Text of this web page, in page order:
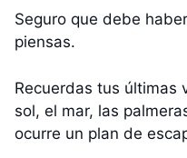
Seguro que debe
piensas.
Recuerdas tus últimas
sol, el mar, las
ocurre un plan de